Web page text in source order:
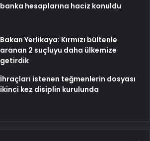
banka hesaplarına haciz konuldu
Bakan Yerlikaya: Kırmızı bültenle
aranan 2 suçluyu daha ülkemize
getirdik
İhraçları istenen teğmenlerin dosyası
ikinci kez disiplin kurulunda